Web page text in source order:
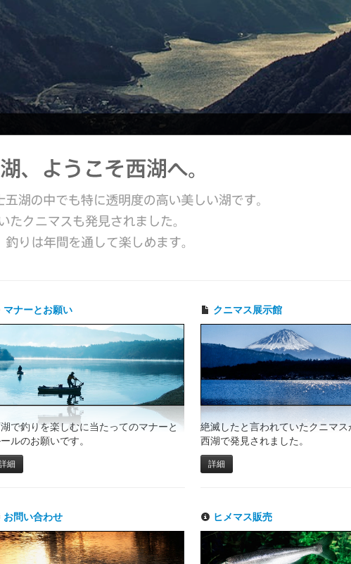
マナーとお願い
で釣りを楽しむに当たってのマナーと
ルのお願いです。
細
クニマス展示館
絶滅したと言われていたクニマ
西湖で発見されました。
詳細
お問い合わせ ヒメマス販売